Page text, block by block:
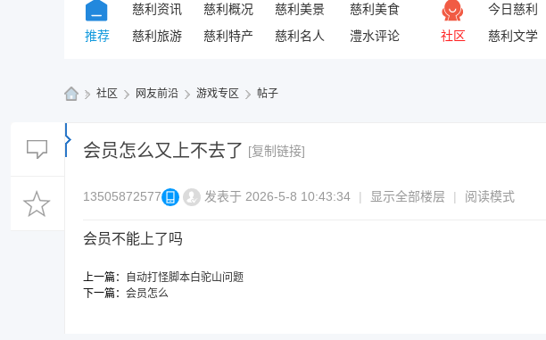
推荐
慈利资讯 慈利概况 慈利美景
慈利美食
慈利旅游
慈利特产 慈利名人 澧水评论 社区
今日慈利
慈利文学
慈
» 社区 › 网友前沿 › 游戏专区 › 帖子
会员怎么又上不去了 [复制链接]
13505872577 发表于 2026-5-8 10:43:34 | 显示全部楼层 | 阅读模式
会员不能上了吗
上一篇：
自动打怪脚本白驼山问题
下一篇： 会员怎么